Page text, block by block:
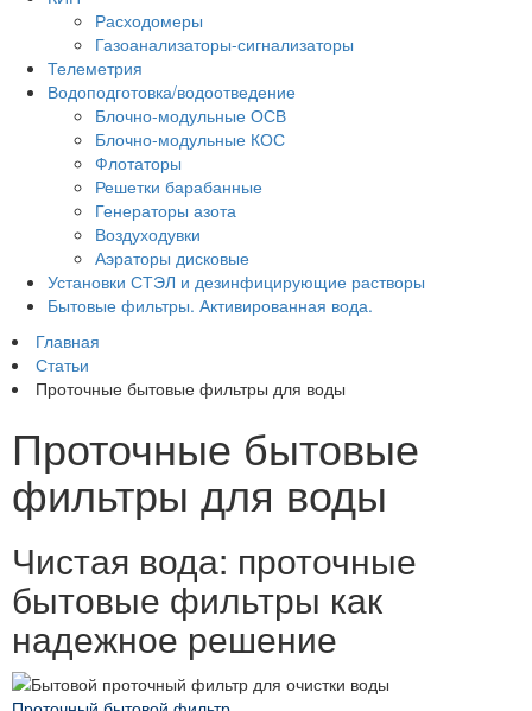
Расходомеры
Газоанализаторы-сигнализаторы
Телеметрия
Водоподготовка/водоотведение
Блочно-модульные ОСВ
Блочно-модульные КОС
Флотаторы
Решетки барабанные
Генераторы азота
Воздуходувки
Аэраторы дисковые
Установки СТЭЛ и дезинфицирующие растворы
Бытовые фильтры. Активированная вода.
Главная
Статьи
Проточные бытовые фильтры для воды
Проточные бытовые
фильтры для воды
Чистая вода: проточные
бытовые фильтры как
надежное решение